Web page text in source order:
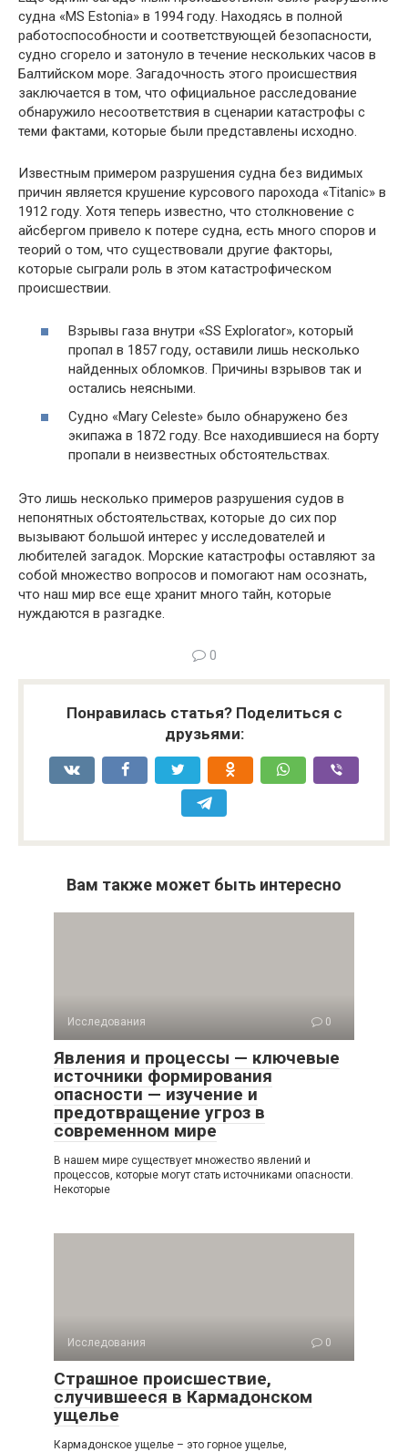
судна «MS Estonia» в 1994 году. Находясь в полной
работоспособности и соответствующей безопасности,
судно сгорело и затонуло в течение нескольких часов в
Балтийском море. Загадочность этого происшествия
заключается в том, что официальное расследование
обнаружило несоответствия в сценарии катастрофы с
теми фактами, которые были представлены исходно.
Известным примером разрушения судна без видимых
причин является крушение курсового парохода «Titanic» в
1912 году. Хотя теперь известно, что столкновение с
айсбергом привело к потере судна, есть много споров и
теорий о том, что существовали другие факторы,
которые сыграли роль в этом катастрофическом
происшествии.
Взрывы газа внутри «SS Explorator», который
пропал в 1857 году, оставили лишь несколько
найденных обломков. Причины взрывов так и
остались неясными.
Судно «Mary Celeste» было обнаружено без
экипажа в 1872 году. Все находившиеся на борту
пропали в неизвестных обстоятельствах.
Это лишь несколько примеров разрушения судов в
непонятных обстоятельствах, которые до сих пор
вызывают большой интерес у исследователей и
любителей загадок. Морские катастрофы оставляют за
собой множество вопросов и помогают нам осознать,
что наш мир все еще хранит много тайн, которые
нуждаются в разгадке.
0
Понравилась статья? Поделиться с
друзьями:
Вам также может быть интересно
Исследования 0
Явления и процессы — ключевые
источники формирования
опасности — изучение и
предотвращение угроз в
современном мире
В нашем мире существует множество явлений и
процессов, которые могут стать источниками опасности.
Некоторые
Исследования 0
Страшное происшествие,
случившееся в Кармадонском
ущелье
Кармадонское ущелье – это горное ущелье,